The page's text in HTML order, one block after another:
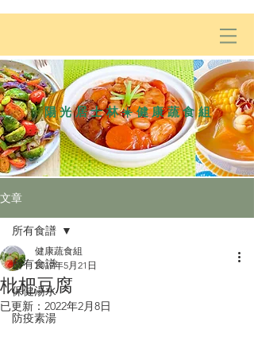
陽光居士林☀️健康蔬食組
文章
所有食譜
保健湯水
防疫素湯
所有食譜
枇杷豆腐
健康蔬食組
2019年5月21日
已更新： 2022年2月8日